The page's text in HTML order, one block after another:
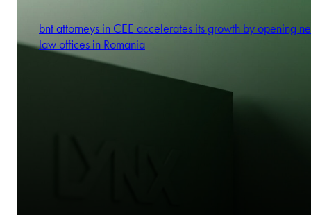
bnt attorneys in CEE accelerates its growth by opening
law offices in Romania